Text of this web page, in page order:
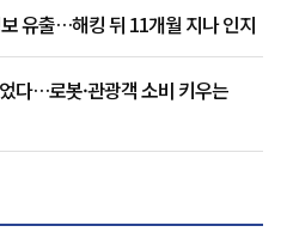
유출…해킹 뒤 11개월 지나 인지
다…로봇·관광객 소비 키우는